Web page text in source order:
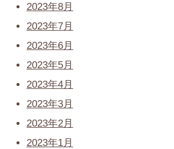
2023年8月
2023年7月
2023年6月
2023年5月
2023年4月
2023年3月
2023年2月
2023年1月